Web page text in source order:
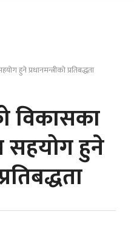
हुने प्रधानमन्त्रीको प्रतिबद्धता
विकासका
सहयोग हुने